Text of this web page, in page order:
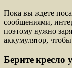
Пока вы ждете
сообщениями,
поэтому нужно
аккумулятор,
Берите кресло